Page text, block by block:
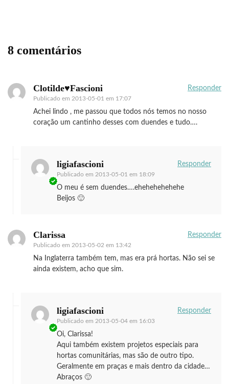
8 comentários
Clotilde♥Fascioni
Publicado em 2013-05-01 em 17:07
Responder
Achei lindo , me passou que todos nós temos no nosso
coração um cantinho desses com duendes e tudo….
ligiafascioni
Publicado em 2013-05-01 em 18:09
Responder
O meu é sem duendes….ehehehehehehe
Beijos 🙂
Clarissa
Publicado em 2013-05-02 em 13:42
Responder
Na Inglaterra também tem, mas era prá hortas. Não sei se
ainda existem, acho que sim.
ligiafascioni
Publicado em 2013-05-04 em 16:03
Responder
Oi, Clarissa!
Aqui também existem projetos especiais para
hortas comunitárias, mas são de outro tipo.
Geralmente em praças e mais dentro da cidade…
Abraços 🙂